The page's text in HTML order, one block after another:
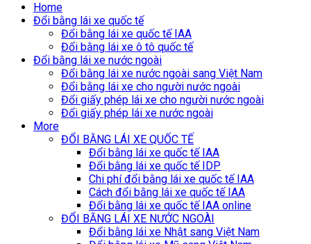
Home
Đổi bằng lái xe quốc tế
Đổi bằng lái xe quốc tế IAA
Đổi bằng lái xe ô tô quốc tế
Đổi bằng lái xe nước ngoài
Đổi bằng lái xe nước ngoài sang Việt Nam
Đổi bằng lái xe cho người nước ngoài
Đổi giấy phép lái xe cho người nước ngoài
Đổi giấy phép lái xe nước ngoài
More
ĐỔI BẰNG LÁI XE QUỐC TẾ
Đổi bằng lái xe quốc tế IAA
Đổi bằng lái xe quốc tế IDP
Chi phí đổi bằng lái xe quốc tế IAA
Cách đổi bằng lái xe quốc tế IAA
Đổi bằng lái xe quốc tế IAA online
ĐỔI BẰNG LÁI XE NƯỚC NGOÀI
Đổi bằng lái xe Nhật sang Việt Nam